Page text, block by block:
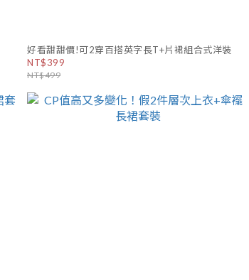
好看甜甜價!可2穿百搭英字長T+片裙組合式洋裝
NT$399
NT$499